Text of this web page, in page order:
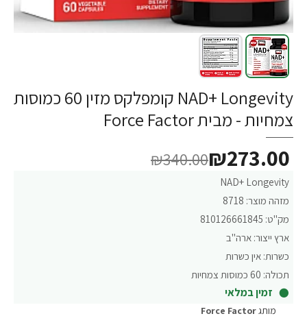
-20%
NAD+ Longevity קומפלקס מזין 60 כמוסות
צמחיות - מבית Force Factor
NAD+ Longevity
מזהה מוצר: 8718
מק"ט: 810126661845
ארץ ייצור: ארה"ב
כשרות: אין כשרות
תכולה: 60 כמוסות צמחיות
זמין במלאי
₪273.00
₪340.00
מותגForce Factor‏